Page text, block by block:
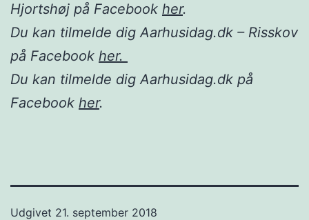
Hjortshøj på Facebook her.
Du kan tilmelde dig Aarhusidag.dk – Risskov
på Facebook her.
Du kan tilmelde dig Aarhusidag.dk på
Facebook her.
Udgivet 21. september 2018